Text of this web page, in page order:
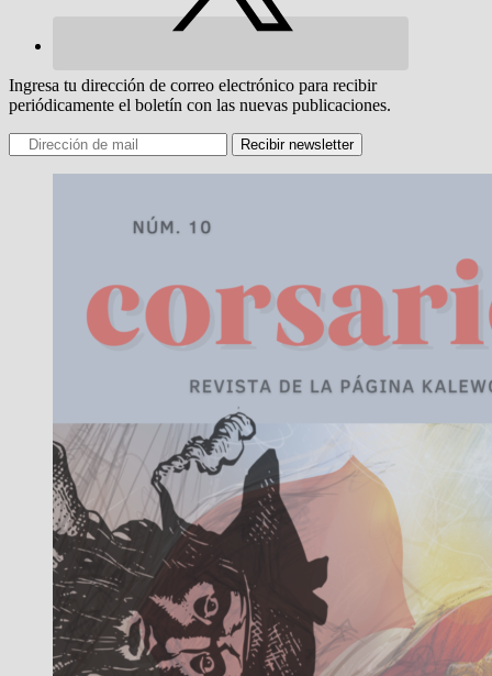
Ingresa tu dirección de correo electrónico para recibir
periódicamente el boletín con las nuevas publicaciones.
Recibir newsletter